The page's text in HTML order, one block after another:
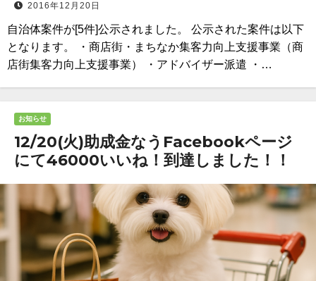
2016年12月20日
自治体案件が[5件]公示されました。 公示された案件は以下
となります。 ・商店街・まちなか集客力向上支援事業（商
店街集客力向上支援事業） ・アドバイザー派遣 ・…
お知らせ
12/20(火)助成金なうFacebookページ
にて46000いいね！到達しました！！